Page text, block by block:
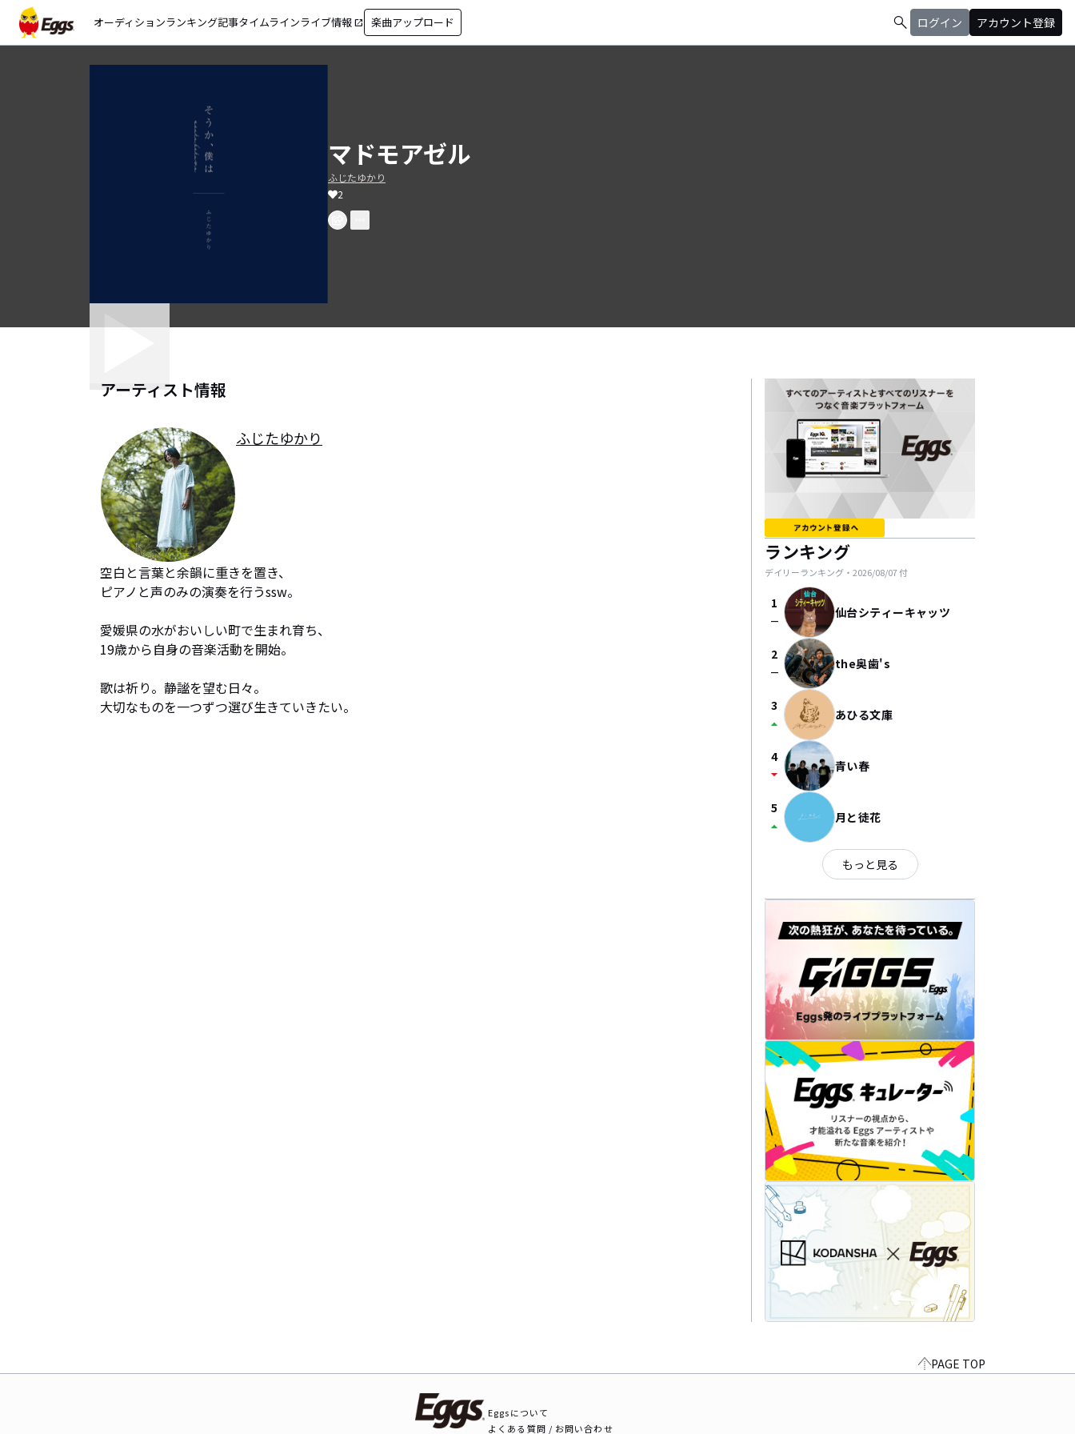
オーディションランキング記事タイムラインライブ情報 open_in_new 楽曲アップロード search ログイン アカウント登録
マドモアゼル
ふじたゆかり
2
アーティスト情報
ふじたゆかり
空白と言葉と余韻に重きを置き、
ピアノと声のみの演奏を行うssw。
愛媛県の水がおいしい町で生まれ育ち、
19歳から自身の音楽活動を開始。
歌は祈り。静謐を望む日々。
大切なものを一つずつ選び生きていきたい。
ランキング
デイリーランキング・ 2026/08/07付
1
check_indeterminate_small 仙台シティーキャッツ
2
check_indeterminate_small the奥歯's
3
arrow_drop_up あひる文庫
4
arrow_drop_down 青い春
5
arrow_drop_up 月と徒花
もっと見る
PAGE TOP
Eggsについて
よくある質問 / お問い合わせ